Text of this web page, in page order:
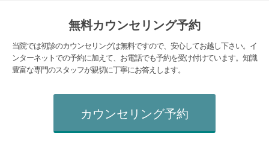
無料カウンセリング予約
当院では初診のカウンセリングは無料ですので、安心してお越し下さい。イ
ンターネットでの予約に加えて、お電話でも予約を受け付けています。知識
豊富な専門のスタッフが親切に丁寧にお答えします。
カウンセリング予約